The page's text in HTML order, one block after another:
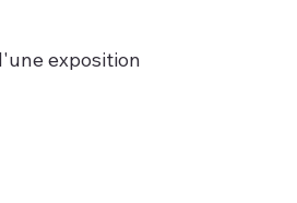
exposition